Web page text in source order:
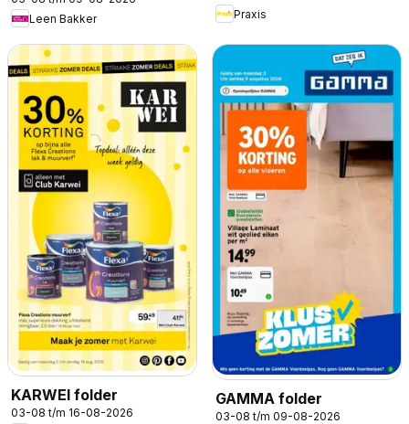
Leen Bakker
Praxis
KARWEI folder
03-08 t/m 16-08-2026
GAMMA folder
03-08 t/m 09-08-2026